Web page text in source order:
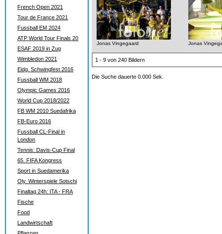
French Open 2021
Tour de France 2021
Fussball EM 2024
ATP World Tour Finals 20
ESAF 2019 in Zug
Wimbledon 2021
Eidg. Schwingfest 2016
Fussball WM 2018
Olympic Games 2016
World Cup 2018/2022
FB WM 2010 Suedafrika
FB-Euro 2016
Fussball CL-Final in
London
Tennis: Davis-Cup Final
65. FIFA Kongress
Sport in Suedamerika
Oly. Winterspiele Sotschi
Finaltag 24h: ITA - FRA
Fische
Food
Landwirtschaft
Jonas Vingegaard Jonas
1 - 9 von 240 Bildern
Die Suche dauerte 0.000 Sek.